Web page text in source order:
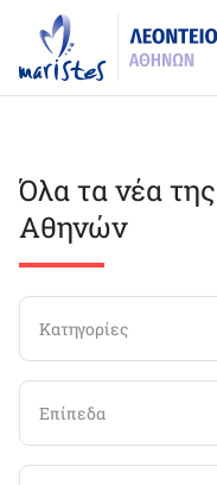
main
content
Όλα τα νέα
Αθηνών
Κατηγορίες
Επίπεδα